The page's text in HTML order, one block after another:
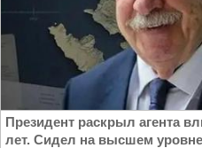
Президент раскрыл агента
лет. Сидел на высшем уровне